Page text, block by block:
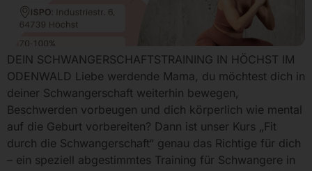
DEIN SCHWANGERSCHAFTSTRAINING IN HÖCHST IM
ODENWALD Liebe werdende Mama, du möchtest dich in
deiner Schwangerschaft weiterhin bewegen,
Beschwerden vorbeugen und dich körperlich wie mental
auf die Geburt vorbereiten? Dann ist unser Kurs „Fit
durch die Schwangerschaft“ genau das Richtige für dich
– ein speziell abgestimmtes Training für Schwangere in